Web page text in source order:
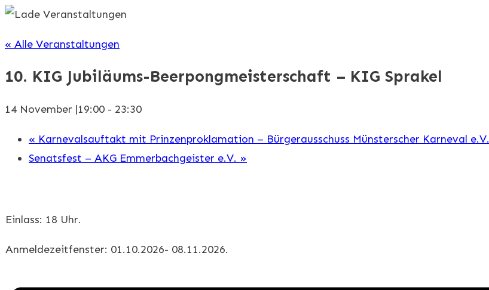
« Alle Veranstaltungen
10. KIG Jubiläums-Beerpongmeisterschaft – KIG Sprakel
14 November |19:00 - 23:30
« Karnevalsauftakt mit Prinzenproklamation – Bürgerausschuss Münsterscher Karneval e.V.
Senatsfest – AKG Emmerbachgeister e.V. »
Einlass: 18 Uhr.
Anmeldezeitfenster: 01.10.2026- 08.11.2026.